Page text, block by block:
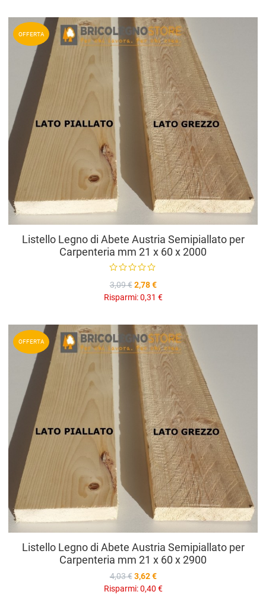
OFFERTA
Listello Legno di Abete Austria Semipiallato per
Carpenteria mm 21 x 60 x 2000
3,09 € 2,78 €
Risparmi:0,31 €
OFFERTA
Listello Legno di Abete Austria Semipiallato per
Carpenteria mm 21 x 60 x 2900
4,03 € 3,62 €
Risparmi:0,40 €